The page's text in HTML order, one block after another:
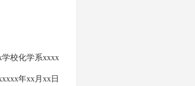
校化学系xxxx
年xx月xx日